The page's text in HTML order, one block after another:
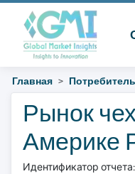
Главная
Рынок
Америке
Идентификатор отчета: